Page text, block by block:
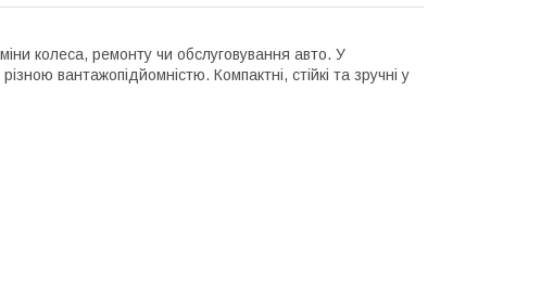
колеса, ремонту чи обслуговування авто. У
вантажопідйомністю. Компактні, стійкі та зручні у